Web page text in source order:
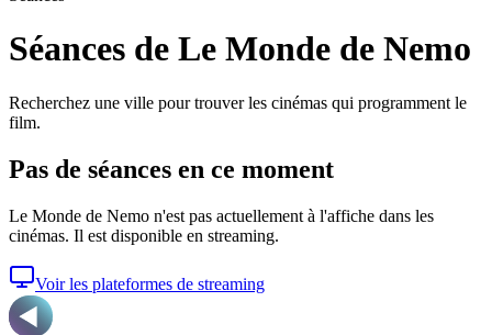
Séances de Le Monde de Nemo
Recherchez une ville pour trouver les cinémas qui programment le
film.
Pas de séances en ce moment
Le Monde de Nemo n'est pas actuellement à l'affiche dans les
cinémas. Il est disponible en streaming.
Voir les plateformes de streaming